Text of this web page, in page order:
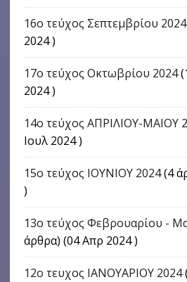
16o τεύχος Σεπτεμβρίου 2024
2024 )
17o τεύχος Οκτωβρίου 2024
2024 )
14ο τεύχος ΑΠΡΙΛΙΟΥ-ΜΑΙΟΥ
Ιουλ 2024 )
15ο τεύχος ΙΟΥΝΙΟΥ 2024(4
)
13ο τεύχος Φεβρουαρίου -
άρθρα) (04 Απρ 2024 )
12ο τευχος ΙΑΝΟΥΑΡΙΟΥ 2024